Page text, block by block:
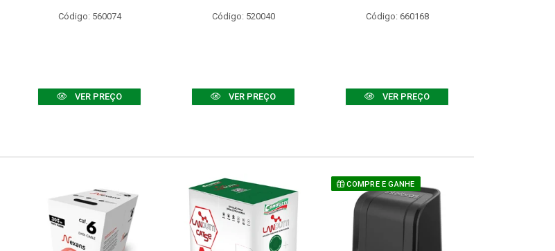
Código: 560074
VER PREÇO
Código: 520040
VER PREÇO
Código: 660168
VER PREÇO
COMPRE E GANHE